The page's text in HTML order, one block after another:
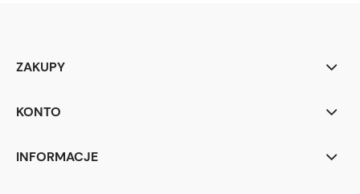
ZAKUPY
KONTO
INFORMACJE